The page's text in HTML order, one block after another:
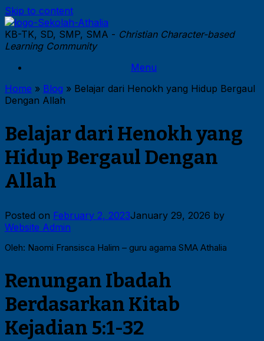
Skip to content
KB-TK, SD, SMP, SMA - Christian Character-based
Learning Community
Menu
Home » Blog » Belajar dari Henokh yang Hidup Bergaul
Dengan Allah
Belajar dari Henokh yang
Hidup Bergaul Dengan
Allah
Posted on February 2, 2023January 29, 2026 by
Website Admin
Oleh: Naomi Fransisca Halim – guru agama SMA Athalia
Renungan Ibadah
Berdasarkan Kitab
Kejadian 5:1-32